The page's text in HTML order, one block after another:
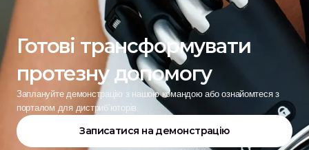
Готові трансформувати
протезну допомогу
Заплануйте демонстрацію з нашою командою або ознайомтеся з
порталом для дистриб’юторів
Записатися на демонстрацію